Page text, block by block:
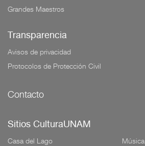
Grandes Maestros
Transparencia
Avisos de privacidad
Protocolos de Protección Civil
Contacto
Sitios CulturaUNAM
Casa del Lago
Música